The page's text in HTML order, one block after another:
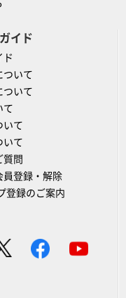
イド
ド
ついて
ついて
て
いて
いて
質問
員登録・解除
登録のご案内